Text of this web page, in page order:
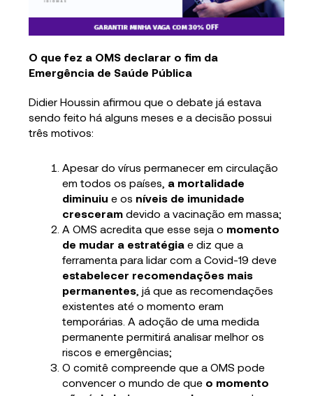
O que fez a OMS declarar o fim da
Emergência de Saúde Pública
Didier Houssin afirmou que o debate já estava
sendo feito há alguns meses e a decisão possui
três motivos:
Apesar do vírus permanecer em circulação
em todos os países, a mortalidade
diminuiu e os níveis de imunidade
cresceram devido a vacinação em massa;
A OMS acredita que esse seja o momento
de mudar a estratégia e diz que a
ferramenta para lidar com a Covid-19 deve
estabelecer recomendações mais
permanentes , já que as recomendações
existentes até o momento eram
temporárias. A adoção de uma medida
permanente permitirá analisar melhor os
riscos e emergências;
O comitê compreende que a OMS pode
convencer o mundo de que o momento